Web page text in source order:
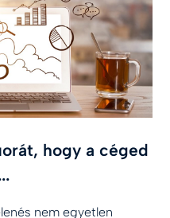
hogy a céged
nem egyetlen